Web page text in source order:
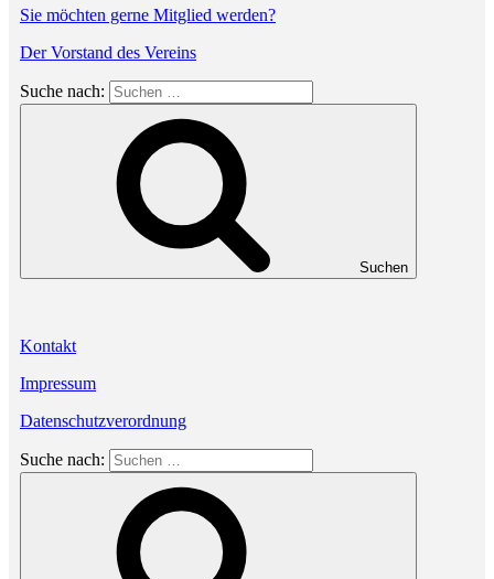
Sie möchten gerne Mitglied werden?
Der Vorstand des Vereins
Suche nach:
Suchen
Kontakt
Impressum
Datenschutzverordnung
Suche nach: